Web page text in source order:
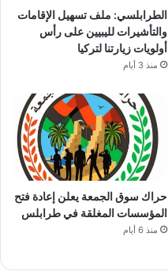
الطرابلسي: ملف تسهيل الإقامات
والتأشيرات لليبيين على رأس
أولويات زيارتنا لتركيا
منذ 3 أيام
حراك سوق الجمعة يعلن إعادة فتح
المؤسسات المغلقة في طرابلس
منذ 6 أيام